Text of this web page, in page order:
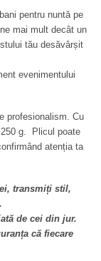
pentru nuntă pe
mai mult decât un
tău desăvârșit
evenimentului
profesionalism. Cu
g. Plicul poate
atenția ta
transmiți stil,
de cei din jur.
că fiecare